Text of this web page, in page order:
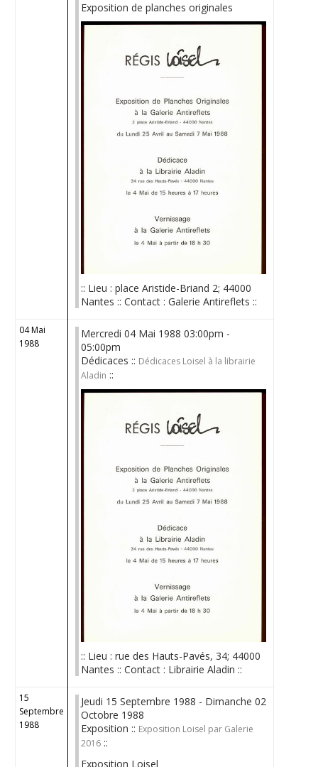
Exposition de planches originales
:: Lieu : place Aristide-Briand 2; 44000
Nantes :: Contact : Galerie Antireflets ::
04 Mai
1988
Mercredi 04 Mai 1988 03:00pm -
05:00pm
Dédicaces :: Dédicaces Loisel à la librairie
Aladin ::
:: Lieu : rue des Hauts-Pavés, 34; 44000
Nantes :: Contact : Librairie Aladin ::
15
Septembre
1988
Jeudi 15 Septembre 1988 - Dimanche 02
Octobre 1988
Exposition :: Exposition Loisel par Galerie
2016 ::
Exposition Loisel